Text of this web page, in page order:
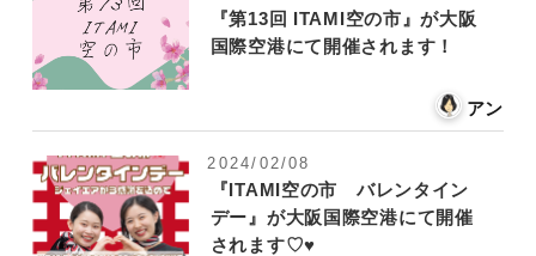
『第13回 ITAMI空の市』が大阪
国際空港にて開催されます！
アン
2024/02/08
『ITAMI空の市 バレンタイン
デー』が大阪国際空港にて開催
されます♡♥